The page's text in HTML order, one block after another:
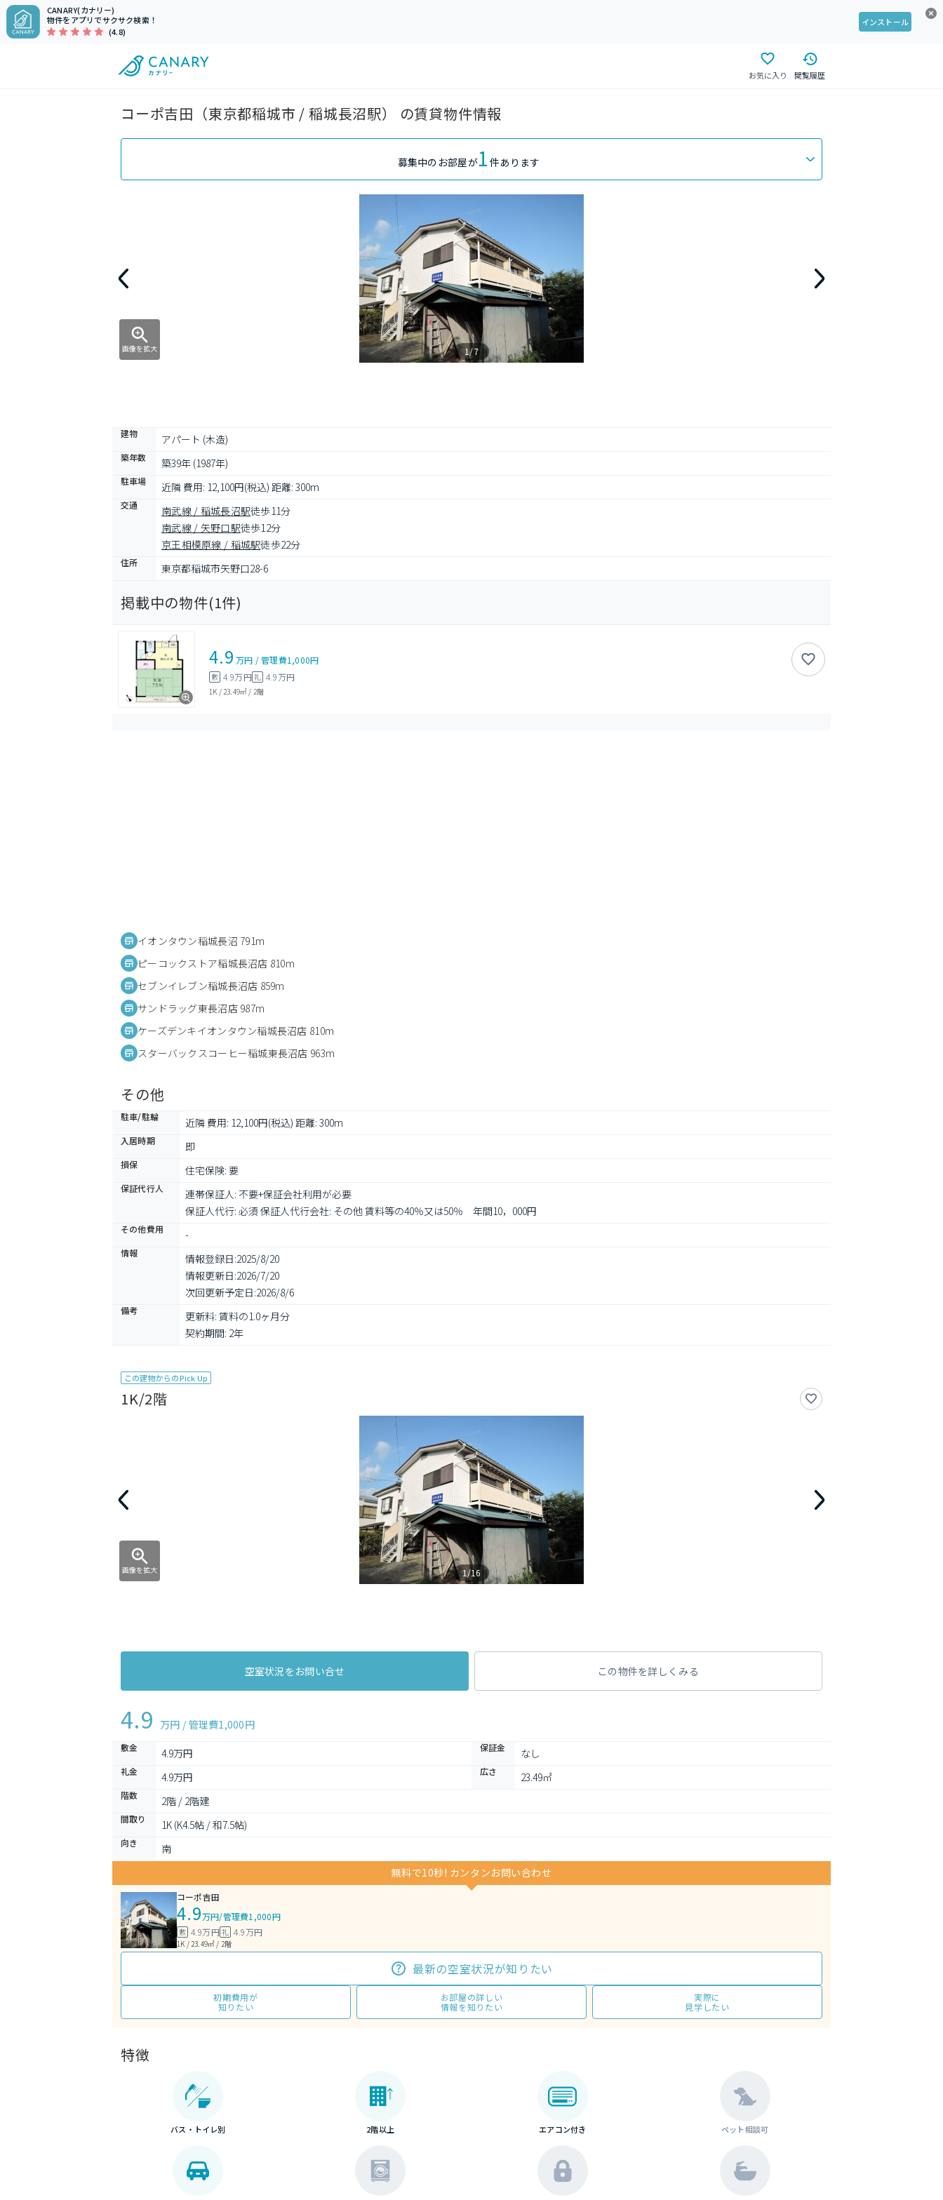
CANARY(カナリー)
物件をアプリでサクサク検索！
(4.8)
インストール
お気に入り 閲覧履歴
コーポ吉田（東京都稲城市 / 稲城長沼駅） の賃貸物件情報
募集中のお部屋が1 件あります
画像を拡大 1/7
建物 アパート (木造)
築年数 築39年 (1987年)
駐車場 近隣 費用: 12,100円(税込) 距離: 300m
交通 南武線 / 稲城長沼駅徒歩11分
南武線 / 矢野口駅徒歩12分
京王相模原線 / 稲城駅徒歩22分
住所 東京都稲城市矢野口28-6
掲載中の物件(1件)
4.9 万円 /管理費1,000円
敷 4.9万円礼 4.9万円
1K / 23.49㎡ / 2階
イオンタウン稲城長沼 791m
ピーコックストア稲城長沼店 810m
セブンイレブン稲城長沼店 859m
サンドラッグ東長沼店 987m
ケーズデンキイオンタウン稲城長沼店 810m
スターバックスコーヒー稲城東長沼店 963m
その他
駐車/駐輪 近隣 費用: 12,100円(税込) 距離: 300m
入居時期 即
損保 住宅保険: 要
保証代行人
連帯保証人: 不要+保証会社利用が必要
保証人代行: 必須 保証人代行会社: その他 賃料等の40％又は50％　年間10，000円
その他費用 -
情報 情報登録日:2025/8/20
情報更新日:2026/7/20
次回更新予定日:2026/8/6
備考
更新料: 賃料の1.0ヶ月分
契約期間: 2年
この建物からのPick Up
1K/2階
画像を拡大 1/16
空室状況をお問い合せ この物件を詳しくみる
4.9 万円 / 管理費1,000円
敷金 4.9万円 保証金 なし
礼金 4.9万円 広さ 23.49㎡
階数 2階 / 2階建
間取り 1K (K4.5帖 / 和7.5帖)
向き
南
無料で10秒! カンタンお問い合わせ
コーポ吉田
4.9万円/管理費1,000円
敷 4.9万円礼 4.9万円
1K / 23.49㎡ / 2階
最新の空室状況が知りたい
初期費用が
知りたい
お部屋の詳しい
情報を知りたい
実際に
見学したい
特徴
バス・トイレ別 2階以上 エアコン付き ペット相談可